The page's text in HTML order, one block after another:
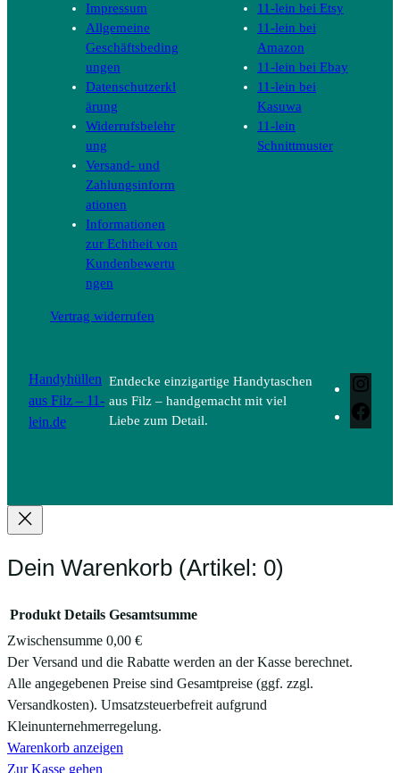
Impressum
Allgemeine
Geschäftsbeding
ungen
Datenschutzerkl
ärung
Widerrufsbelehr
ung
Versand- und
Zahlungsinform
ationen
Informationen
zur Echtheit von
Kundenbewertu
ngen
Vertrag widerrufen
11-lein bei Etsy
11-lein bei
Amazon
11-lein bei Ebay
11-lein bei
Kasuwa
11-lein
Schnittmuster
Handyhüllen
aus Filz – 11-
lein.de
Entdecke einzigartige Handytaschen
aus Filz – handgemacht mit viel
Liebe zum Detail.
Dein Warenkorb (Artikel: 0)
Produkte
im
Warenkorb
Produkt Details Gesamtsumme
Zwischensumme 0,00 €
Der Versand und die Rabatte werden an der Kasse berechnet.
Alle angegebenen Preise sind Gesamtpreise (ggf. zzgl.
Versandkosten). Umsatzsteuerbefreit aufgrund
Kleinunternehmerregelung.
Warenkorb anzeigen
Zur Kasse gehen